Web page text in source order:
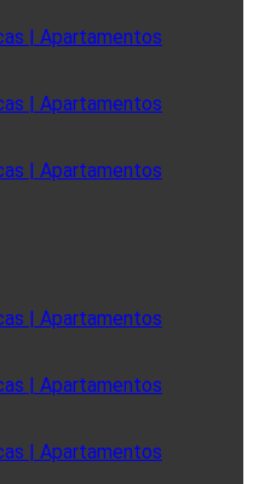
| Apartamentos
| Apartamentos
| Apartamentos
| Apartamentos
| Apartamentos
| Apartamentos